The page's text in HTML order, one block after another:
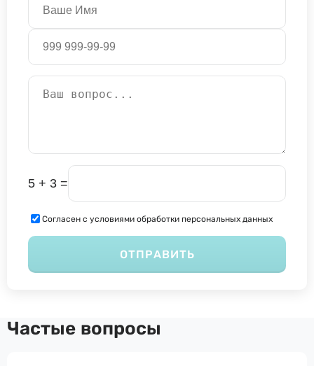
5 + 3 =
Согласен с условиями обработки персональных данных
ОТПРАВИТЬ
Частые вопросы